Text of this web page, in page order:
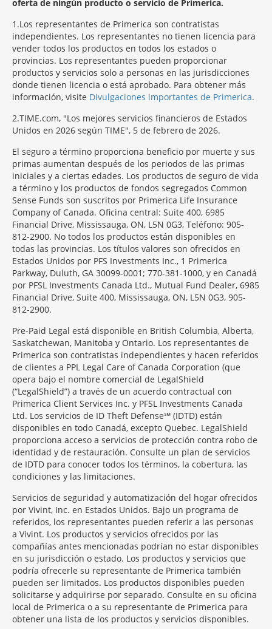
oferta de ningún producto o servicio de Primerica.
1 Los representantes de Primerica son contratistas
independientes. Los representantes no tienen licencia para
vender todos los productos en todos los estados o
provincias. Los representantes pueden proporcionar
productos y servicios solo a personas en las jurisdicciones
donde tienen licencia o está aprobado. Para obtener más
información, visite Divulgaciones importantes de Primerica.
2 TIME.com, "Los mejores servicios financieros de Estados
Unidos en 2026 según TIME", 5 de febrero de 2026.
El seguro a término proporciona beneficio por muerte y sus
primas aumentan después de los periodos de las primas
iniciales y a ciertas edades. Los productos de seguro de vida
a término y los productos de fondos segregados Common
Sense Funds son suscritos por Primerica Life Insurance
Company of Canada. Oficina central: Suite 400, 6985
Financial Drive, Mississauga, ON, L5N 0G3, Teléfono: 905-
812-2900. No todos los productos están disponibles en
todas las provincias. Los títulos valores son ofrecidos en
Estados Unidos por PFS Investments Inc., 1 Primerica
Parkway, Duluth, GA 30099-0001; 770-381-1000, y en Canadá
por PFSL Investments Canada Ltd., Mutual Fund Dealer, 6985
Financial Drive, Suite 400, Mississauga, ON, L5N 0G3, 905-
812-2900.
Pre-Paid Legal está disponible en British Columbia, Alberta,
Saskatchewan, Manitoba y Ontario. Los representantes de
Primerica son contratistas independientes y hacen referidos
de clientes a PPL Legal Care of Canada Corporation (que
opera bajo el nombre comercial de LegalShield
(“LegalShield”) a través de un acuerdo contractual con
Primerica Client Services Inc. y PFSL Investments Canada
Ltd. Los servicios de ID Theft Defense℠ (IDTD) están
disponibles en todo Canadá, excepto Quebec. LegalShield
proporciona acceso a servicios de protección contra robo de
identidad y de restauración. Consulte un plan de servicios
de IDTD para conocer todos los términos, la cobertura, las
condiciones y las limitaciones.
Servicios de seguridad y automatización del hogar ofrecidos
por Vivint, Inc. en Estados Unidos. Bajo un programa de
referidos, los representantes pueden referir a las personas
a Vivint. Los productos y servicios ofrecidos por las
compañías antes mencionadas podrían no estar disponibles
en su jurisdicción o estado. Los productos y servicios que
podría ofrecerle su representante de Primerica también
pueden ser limitados. Los productos disponibles pueden
solicitarse y adquirirse por separado. Consulte en su oficina
local de Primerica o a su representante de Primerica para
obtener una lista de los productos y servicios disponibles.